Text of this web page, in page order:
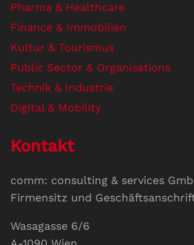
Pharma & Healthcare
Finance & Immobilien
Kultur & Tourismus
Public Sector & Organisations
Technik & Industrie
Digital & Mobility
Kontakt
comm: consulting & services
Firmensitz und
Wasagasse 6/6